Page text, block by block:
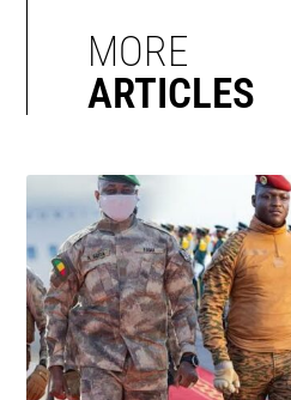
MORE
ARTICLES